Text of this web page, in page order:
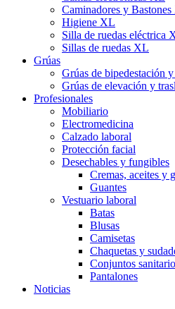
Caminadores y
Higiene XL
Silla de ruedas eléctrica
Sillas de ruedas XL
Grúas
Grúas de bipedestación
Grúas de elevación y
Profesionales
Mobiliario
Electromedicina
Calzado laboral
Protección facial
Desechables y fungibles
Cremas, aceites y
Guantes
Vestuario laboral
Batas
Blusas
Camisetas
Chaquetas y
Conjuntos
Pantalones
Noticias